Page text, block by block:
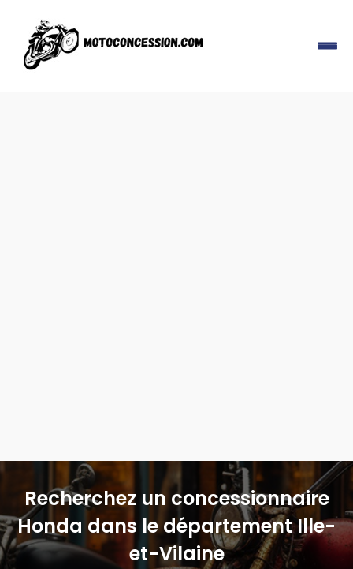
Recherchez un concessionnaire
Honda dans le département Ille-
et-Vilaine